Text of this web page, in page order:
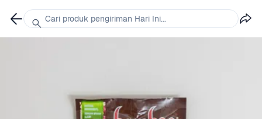
Cari produk pengiriman Hari Ini...